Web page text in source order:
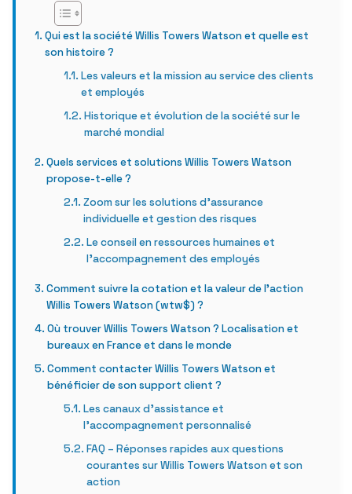
Qui est la société Willis Towers Watson et quelle est
son histoire ?
Les valeurs et la mission au service des clients
et employés
Historique et évolution de la société sur le
marché mondial
Quels services et solutions Willis Towers Watson
propose-t-elle ?
Zoom sur les solutions d’assurance
individuelle et gestion des risques
Le conseil en ressources humaines et
l’accompagnement des employés
Comment suivre la cotation et la valeur de l’action
Willis Towers Watson (wtw$) ?
Où trouver Willis Towers Watson ? Localisation et
bureaux en France et dans le monde
Comment contacter Willis Towers Watson et
bénéficier de son support client ?
Les canaux d’assistance et
l’accompagnement personnalisé
FAQ – Réponses rapides aux questions
courantes sur Willis Towers Watson et son
action